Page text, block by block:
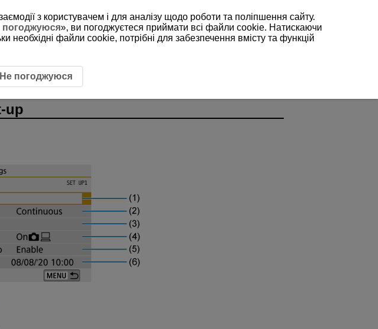
up
з користувачем і для аналізу щодо роботи та поліпшення сайту.
погоджуюся», ви погоджуєтеся приймати всі файли cookie. Натискаючи
необхідні файли cookie, потрібні для забезпечення вмісту та функцій
Не погоджуюся